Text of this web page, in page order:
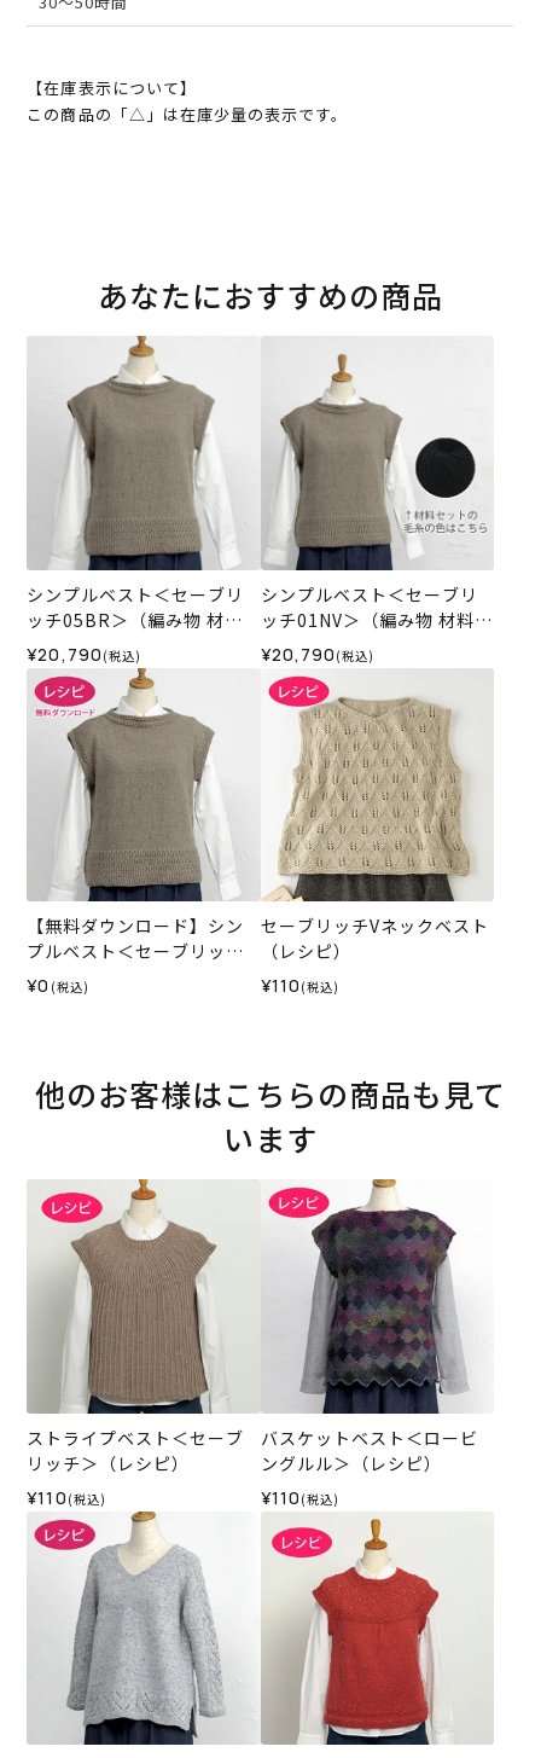
【在庫表示について】
この商品の「△」は在庫少量の表示です。
あなたにおすすめの商品
シンプルベスト＜セーブリ
ッチ05BR＞（編み物 材料
セット）
¥20,790 (税込)
シンプルベスト＜セーブリ
ッチ01NV＞（編み物 材料セ
ット）
¥20,790 (税込)
【無料ダウンロード】シン
プルベスト＜セーブリッチ
＞（レシピ）
¥0 (税込)
セーブリッチVネックベスト
（レシピ）
¥110 (税込)
他のお客様はこちらの商品も見て
います
ストライプベスト＜セーブ
リッチ＞（レシピ）
¥110 (税込)
バスケットベスト＜ロービ
ングルル＞（レシピ）
¥110 (税込)